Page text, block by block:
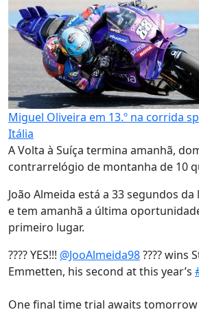
Miguel Oliveira em 13.º na corrida
Itália
A Volta à Suíça termina amanhã,
contrarrelógio de montanha de 10
João Almeida está a 33 segundos
e tem amanhã a última
primeiro lugar.
???? YES!!! @JooAlmeida98???? wins
Emmetten, his second at this year’s
One final time trial awaits tomorrow